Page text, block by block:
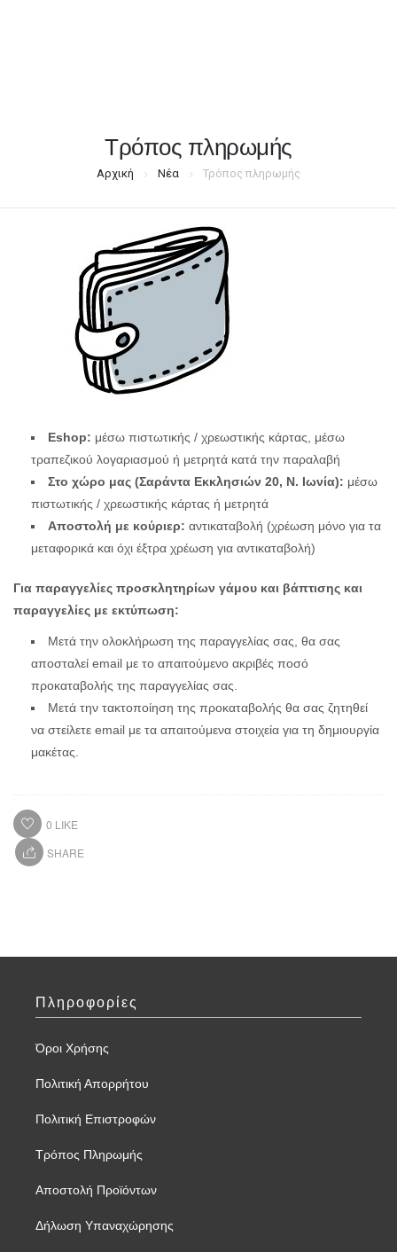
ΠΡΟΣΚΛΗΤΗΡΙΟ
ΕΚΤΥΠΩΣΗ
Τρόπος πληρωμής
Αρχική Νέα Τρόπος πληρωμής
Εshop: μέσω πιστωτικής / χρεωστικής κάρτας, μέσω
τραπεζικού λογαριασμού ή μετρητά κατά την παραλαβή
Στο χώρο μας (Σαράντα Εκκλησιών 20, Ν. Ιωνία): μέσω
πιστωτικής / χρεωστικής κάρτας ή μετρητά
Αποστολή με κούριερ: αντικαταβολή (χρέωση μόνο για τα
μεταφορικά και όχι έξτρα χρέωση για αντικαταβολή)
Για παραγγελίες προσκλητηρίων γάμου και βάπτισης και
παραγγελίες με εκτύπωση:
Μετά την ολοκλήρωση της παραγγελίας σας, θα σας
αποσταλεί email με το απαιτούμενο ακριβές ποσό
προκαταβολής της παραγγελίας σας.
Μετά την τακτοποίηση της προκαταβολής θα σας ζητηθεί
να στείλετε email με τα απαιτούμενα στοιχεία για τη δημιουργία
μακέτας.
0 LIKE
SHARE
Πληροφορίες
Όροι Χρήσης
Πολιτική Απορρήτου
Πολιτική Επιστροφών
Τρόπος Πληρωμής
Αποστολή Προϊόντων
Δήλωση Υπαναχώρησης